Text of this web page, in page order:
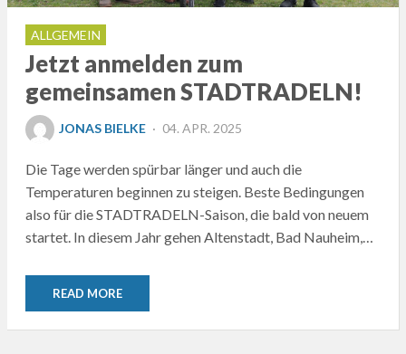
ALLGEMEIN
Jetzt anmelden zum
gemeinsamen STADTRADELN!
JONAS BIELKE
POSTED
04. APR. 2025
Die Tage werden spürbar länger und auch die
Temperaturen beginnen zu steigen. Beste Bedingungen
also für die STADTRADELN-Saison, die bald von neuem
startet. In diesem Jahr gehen Altenstadt, Bad Nauheim,…
READ MORE